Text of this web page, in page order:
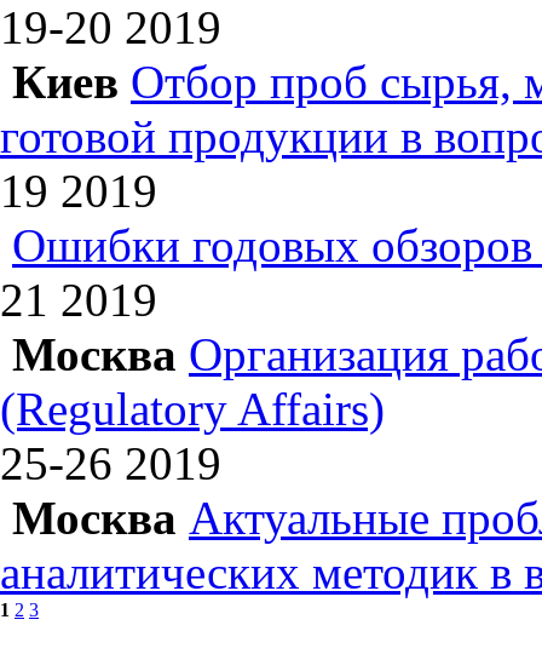
19-20 2019
Киев Отбор проб сырья,
готовой продукции в
19 2019
Ошибки годовых обзоров
21 2019
Москва Организация
(Regulatory Affairs)
25-26 2019
Москва Актуальные
аналитических методик в
1 2 3